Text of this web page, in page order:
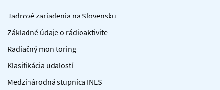
Jadrové zariadenia na Slovensku
Základné údaje o rádioaktivite
Radiačný monitoring
Klasifikácia udalostí
Medzinárodná stupnica INES